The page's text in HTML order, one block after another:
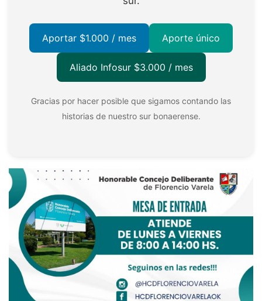
Aportar $1.000 / mes Aporte único
Aliado Infosur $3.000 / mes
Gracias por hacer posible que sigamos contando las
historias de nuestro sur bonaerense.